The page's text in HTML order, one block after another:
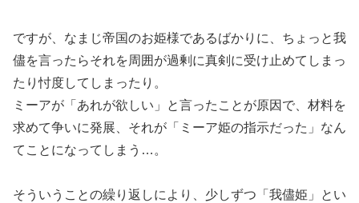
ですが、なまじ帝国のお姫様であるばかりに、ちょっと我
儘を言ったらそれを周囲が過剰に真剣に受け止めてしまっ
たり忖度してしまったり。
ミーアが「あれが欲しい」と言ったことが原因で、材料を
求めて争いに発展、それが「ミーア姫の指示だった」なん
てことになってしまう…。
そういうことの繰り返しにより、少しずつ「我儘姫」とい